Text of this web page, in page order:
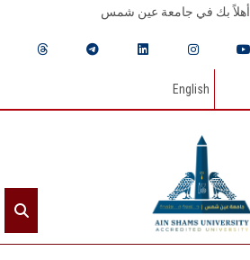
أهلاً بك في جامعة عين شمس
English